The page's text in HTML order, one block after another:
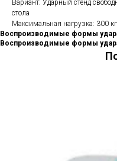
Вариант: Ударный стенд
стола
Максимальная нагрузка: 300 кг
Воспроизводимые формы
Воспроизводимые формы